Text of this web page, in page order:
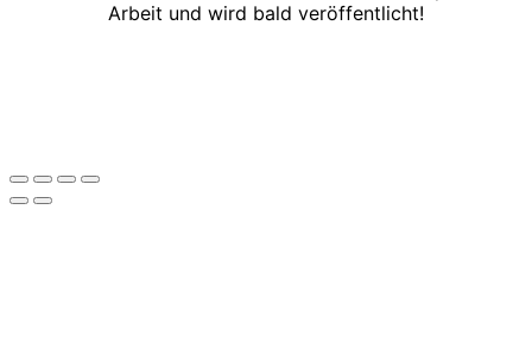
Arbeit und wird bald veröffentlicht!